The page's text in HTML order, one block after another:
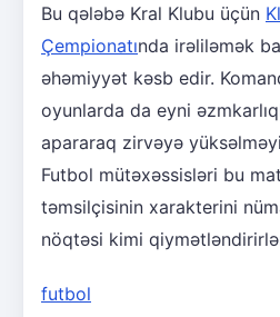
Bu qələbə Kral Klubu üçün
Çempionatında irəliləmək
əhəmiyyət kəsb edir.
oyunlarda da eyni
apararaq zirvəyə
Futbol mütəxəssisləri bu
təmsilçisinin xarakterini
nöqtəsi kimi
futbol